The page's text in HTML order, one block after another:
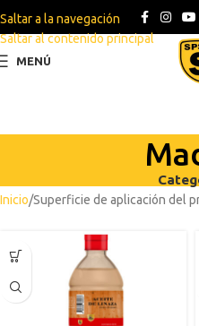
Saltar a la navegación
Saltar al contenido principal
MENÚ
Inicio Superficie de aplicación del